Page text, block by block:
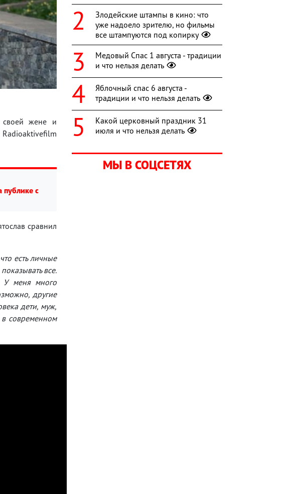
своей жене и
публике с
сравнил
есть личные
все.
У меня много
другие
дети, муж,
современном
Злодейские штампы в кино: что
уже надоело зрителю, но фильмы
все штампуются под копирку
Медовый Спас 1 августа - традиции
и что нельзя делать
Яблочный спас 6 августа -
традиции и что нельзя делать
Какой церковный праздник 31
июля и что нельзя делать
МЫ В СОЦСЕТЯХ